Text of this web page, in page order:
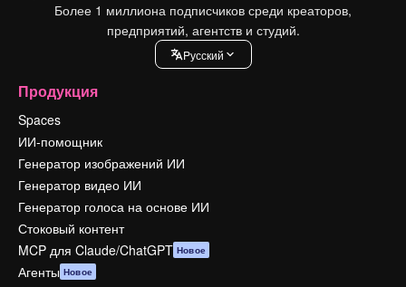
Более 1 миллиона подписчиков среди креаторов,
предприятий, агентств и студий.
Pусский
Продукция
Spaces
ИИ-помощник
Генератор изображений ИИ
Генератор видео ИИ
Генератор голоса на основе ИИ
Стоковый контент
MCP для Claude/ChatGPT Новое
Агенты Новое